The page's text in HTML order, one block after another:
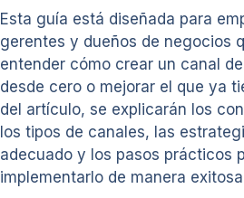
Esta guía está diseñada para
gerentes y dueños de negocios
entender cómo crear un canal
desde cero o mejorar el que ya
del artículo, se explicarán los
los tipos de canales, las
adecuado y los pasos prácticos
implementarlo de manera